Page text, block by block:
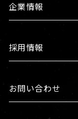
企業情報
採用情報
お問い合わせ